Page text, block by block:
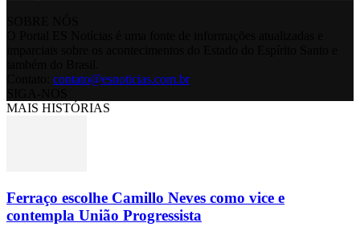
contato@esnoticias.com.br
MAIS HISTÓRIAS
Ferraço escolhe Camillo Neves como vice e
contempla União Progressista